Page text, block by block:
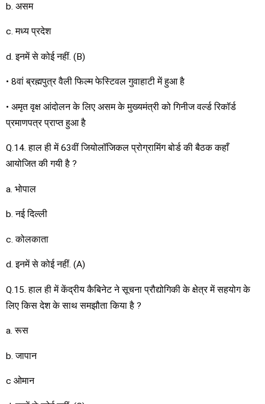
b. असम
c. मध्य प्रदेश
d. इनमें से कोई नहीं. (B)
• 8वां ब्रह्मपुत्र वैली फिल्म फेस्टिवल गुवाहाटी में हुआ है
• अमृत वृक्ष आंदोलन के लिए असम के मुख्यमंत्री को गिनीज वर्ल्ड रिकॉर्ड
प्रमाणपत्र प्राप्त हुआ है
Q.14. हाल ही में 63वीं जियोलॉजिकल प्रोग्रामिंग बोर्ड की बैठक कहाँ
आयोजित की गयी है ?
a. भोपाल
b. नई दिल्ली
c. कोलकाता
d. इनमें से कोई नहीं. (A)
Q.15. हाल ही में केंद्रीय कैबिनेट ने सूचना प्रौद्योगिकी के क्षेत्र में सहयोग के
लिए किस देश के साथ समझौता किया है ?
a. रूस
b. जापान
c ओमान